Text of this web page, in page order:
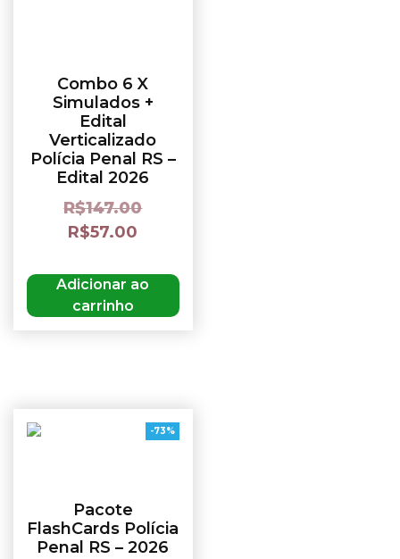
Combo 6 X
Simulados +
Edital
Verticalizado
Polícia Penal RS –
Edital 2026
R$147.00
R$57.00
Adicionar ao
carrinho
-73%
Pacote
FlashCards Polícia
Penal RS – 2026